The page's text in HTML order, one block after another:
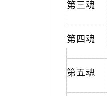
第三魂
第四魂
第五魂